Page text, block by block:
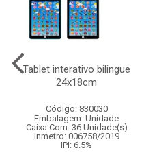
Tablet interativo bilingue
24x18cm
Código: 830030
Embalagem: Unidade
Caixa Com: 36 Unidade(s)
Inmetro: 006758/2019
IPI: 6.5%